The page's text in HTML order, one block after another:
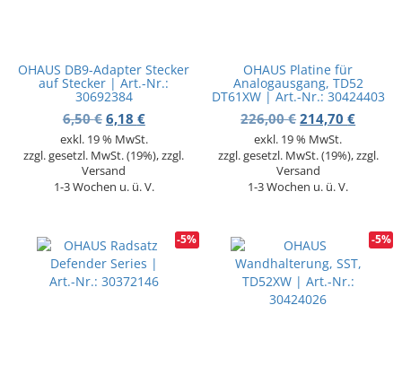
OHAUS DB9-Adapter Stecker
auf Stecker | Art.-Nr.:
30692384
6,50€ Ursprünglicher Preis war: 6,50 €
6,18 €Aktueller Preis ist: 6,18 €.
exkl. 19 % MwSt.
zzgl. gesetzl. MwSt. (19%), zzgl.
Versand
1-3 Wochen u. ü. V.
OHAUS Platine für
Analogausgang, TD52
DT61XW | Art.-Nr.: 30424403
226,00€ 214,70€
exkl. 19 % MwSt.
zzgl. gesetzl. MwSt. (19%), zzgl.
Versand
1-3 Wochen u. ü. V.
-5% -5%